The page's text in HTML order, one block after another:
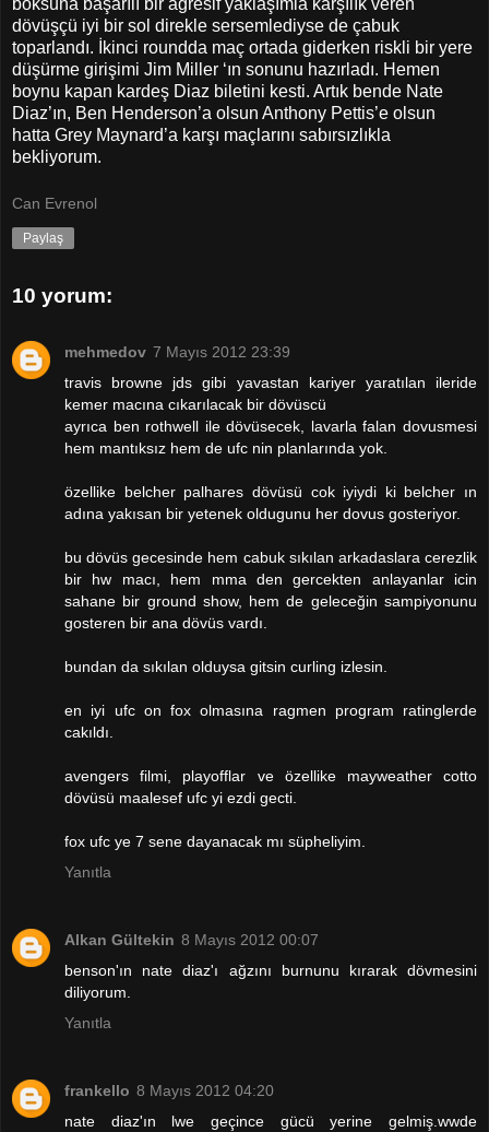
dövüşçü iyi bir sol direkle sersemlediyse de çabuk
toparlandı. İkinci roundda maç ortada giderken riskli bir yere
düşürme girişimi Jim Miller ‘ın sonunu hazırladı. Hemen
boynu kapan kardeş Diaz biletini kesti. Artık bende Nate
Diaz’ın, Ben Henderson’a olsun Anthony Pettis’e olsun
hatta Grey Maynard’a karşı maçlarını sabırsızlıkla
bekliyorum.
Can Evrenol
Paylaş
10 yorum:
mehmedov 7 Mayıs 2012 23:39
travis browne jds gibi yavastan kariyer yaratılan ileride
kemer macına cıkarılacak bir dövüscü
ayrıca ben rothwell ile dövüsecek, lavarla falan dovusmesi
hem mantıksız hem de ufc nin planlarında yok.
özellike belcher palhares dövüsü cok iyiydi ki belcher ın
adına yakısan bir yetenek oldugunu her dovus gosteriyor.
bu dövüs gecesinde hem cabuk sıkılan arkadaslara cerezlik
bir hw macı, hem mma den gercekten anlayanlar icin
sahane bir ground show, hem de geleceğin sampiyonunu
gosteren bir ana dövüs vardı.
bundan da sıkılan olduysa gitsin curling izlesin.
en iyi ufc on fox olmasına ragmen program ratinglerde
cakıldı.
avengers filmi, playofflar ve özellike mayweather cotto
dövüsü maalesef ufc yi ezdi gecti.
fox ufc ye 7 sene dayanacak mı süpheliyim.
Yanıtla
Alkan Gültekin 8 Mayıs 2012 00:07
benson'ın nate diaz'ı ağzını burnunu kırarak dövmesini
diliyorum.
Yanıtla
frankello 8 Mayıs 2012 04:20
nate diaz'ın lwe geçince gücü yerine gelmiş.wwde